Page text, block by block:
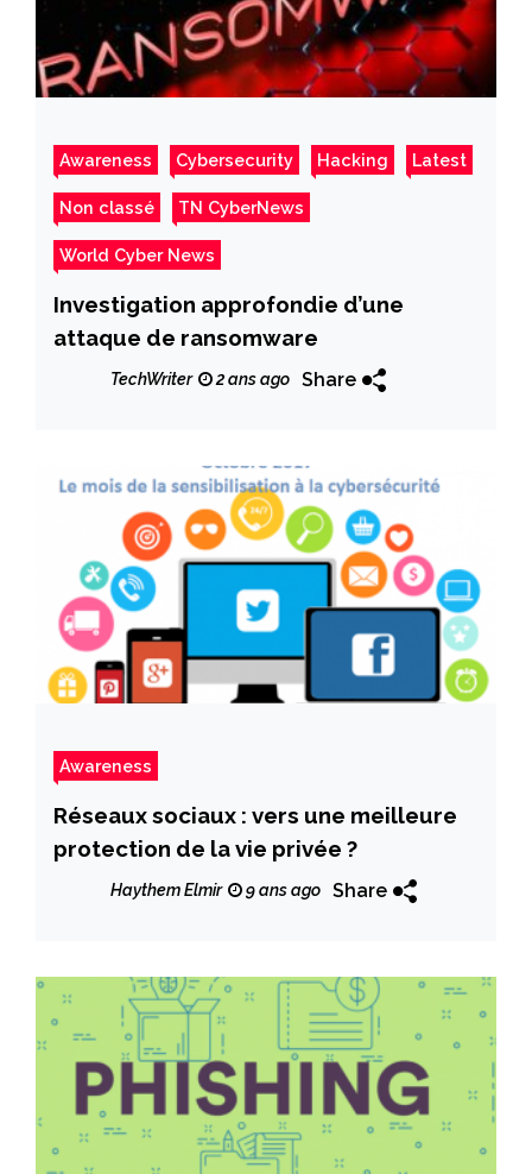
Awareness Cybersecurity Hacking Latest
Non classé TN CyberNews
World Cyber News
Investigation approfondie d’une
attaque de ransomware
TechWriter 2 ans ago Share
Awareness
Réseaux sociaux : vers une meilleure
protection de la vie privée ?
Haythem Elmir 9 ans ago Share